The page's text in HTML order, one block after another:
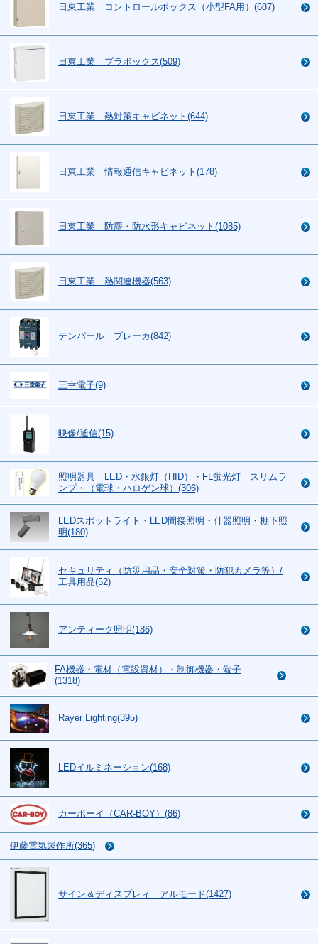
日東工業 コントロールボックス（小型FA用）(687)
日東工業 プラボックス(509)
日東工業 熱対策キャビネット(644)
日東工業 情報通信キャビネット(178)
日東工業 防塵・防水形キャビネット(1085)
日東工業 熱関連機器(563)
テンパール ブレーカ(842)
三幸電子(9)
映像/通信(15)
照明器具 LED・水銀灯（HID）・FL蛍光灯 スリムラ
ンプ・（電球・ハロゲン球）(306)
LEDスポットライト・LED間接照明・什器照明・棚下照
明(180)
セキュリティ（防災用品・安全対策・防犯カメラ等）/
工具用品(52)
アンティーク照明(186)
FA機器・電材（電設資材）・制御機器・端子
(1318)
Rayer Lighting(395)
LEDイルミネーション(168)
カーボーイ（CAR-BOY）(86)
伊藤電気製作所(365)
サイン＆ディスプレィ アルモード(1427)